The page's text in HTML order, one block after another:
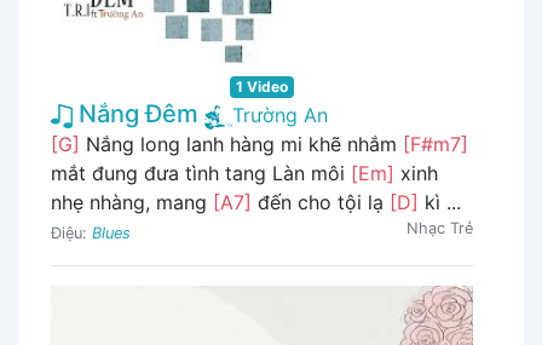
1 Video
Nắng Đêm
Trường An
[G] Nắng long lanh hàng mi khẽ nhắm [F#m7]
mắt đung đưa tình tang Làn môi [Em] xinh
nhẹ nhàng, mang [A7] đến cho tội lạ [D] kì ...
Điệu: Blues Nhạc Trẻ